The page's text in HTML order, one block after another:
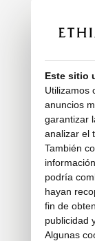
Este sitio
Utilizamos
anuncios
garantizar
analizar el
También
podría
hayan
fin de
publicidad
Algunas